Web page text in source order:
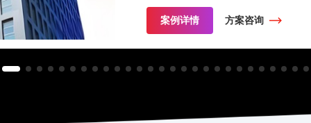
案例详情 方案咨询